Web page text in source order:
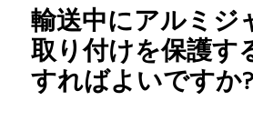
輸送中にアルミジ
取り付けを保護す
すればよいですか?